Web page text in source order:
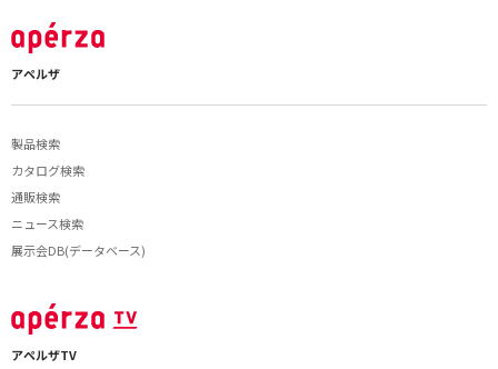
アペルザ
製品検索
カタログ検索
通販検索
ニュース検索
展示会DB(データベース)
アペルザTV